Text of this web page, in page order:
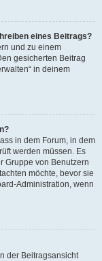
eines Beitrags?
und zu einem
gesicherten Beitrag
in deinem
in dem Forum, in dem
werden müssen. Es
Gruppe von Benutzern
möchte, bevor sie
Administration, wenn
der Beitragsansicht